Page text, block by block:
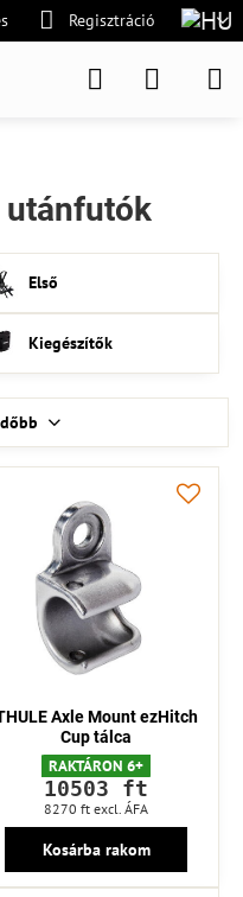
Regisztráció
utánfutók
Első
Kiegészítők
Axle Mount ezHitch
Cup tálca
RAKTÁRON 6+
10503 ft
8270 ft excl. ÁFA
Kosárba rakom